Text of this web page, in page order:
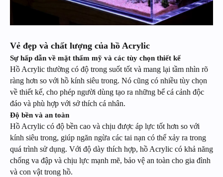
Vẻ đẹp và chất lượng của hồ Acrylic
Sự hấp dẫn về mặt thẩm mỹ và các tùy chọn thiết kế
Hồ Acrylic thường có độ trong suốt tốt và mang lại tầm nhìn rõ
ràng hơn so với hồ kính siêu trong. Nó cũng có nhiều tùy chọn
về thiết kế, cho phép người dùng tạo ra những bể cá cảnh độc
đáo và phù hợp với sở thích cá nhân.
Độ bền và an toàn
Hồ Acrylic có độ bền cao và chịu được áp lực tốt hơn so với
kính siêu trong, giúp ngăn ngừa các tai nạn có thể xảy ra trong
quá trình sử dụng. Với độ dày thích hợp, hồ Acrylic có khả năng
chống va đập và chịu lực mạnh mẽ, bảo vệ an toàn cho gia đình
và con vật trong hồ.